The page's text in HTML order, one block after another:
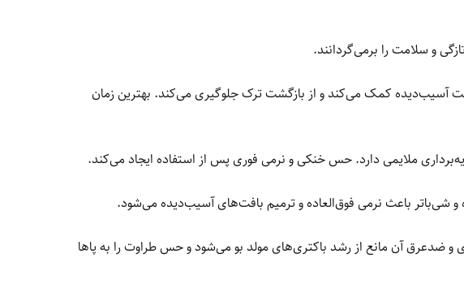
و سلامت را برمی‌گردانند.
آسیب‌دیده کمک می‌کند و از بازگشت ترک جلوگیری می‌کند. بهترین زمان
ملایمی دارد. حس خنکی و نرمی فوری پس از استفاده ایجاد می‌کند.
باعث نرمی فوق‌العاده و ترمیم بافت‌های آسیب‌دیده می‌شود.
و ضدعرق آن مانع از رشد باکتری‌های مولد بو می‌شود و حس طراوت را به پاها